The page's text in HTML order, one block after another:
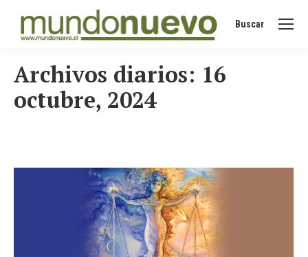
Buscar:
Buscar
Archivos diarios: 16
octubre, 2024